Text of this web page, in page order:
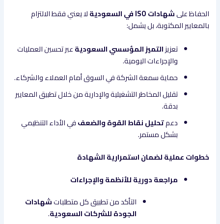
الحفاظ علىشهادات ISO في السعودية
لا يعني فقط الالتزام
بالمعايير المكتوبة، بل يشمل:
تعزيزالتميز المؤسسي السعوديةعبر تحسين العمليات
والإجراءات اليومية.
حماية سمعة الشركة في السوق أمام العملاء والشركاء.
تقليل المخاطر التشغيلية والإدارية من خلال تطبيق المعايير
بدقة.
دعمتحليل نقاط القوة والضعففي الأداء التنظيمي
بشكل مستمر.
خطوات عملية لضمان استمرارية الشهادة
مراجعة دورية للأنظمة والإجراءات
التأكد من تطبيق كل متطلباتشهادات
الجودة للشركات السعودية.